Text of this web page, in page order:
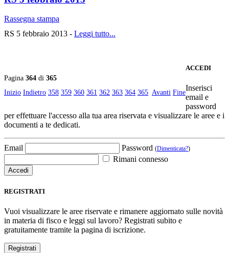
Rassegna stampa
RS 5 febbraio 2013 - Leggi tutto...
Pagina 364 di 365
Inizio Indietro 358 359 360 361 362 363 364 365 Avanti Fine
ACCEDI
Inserisci
email e
password
per effettuare l'accesso alla tua area riservata e visualizzare le aree e i
documenti a te dedicati.
Email Password (Dimenticata?)
Rimani connesso
REGISTRATI
Vuoi visualizzare le aree riservate e rimanere aggiornato sulle novità
in materia di fisco e leggi sul lavoro? Registrati subito e
gratuitamente tramite la pagina di iscrizione.